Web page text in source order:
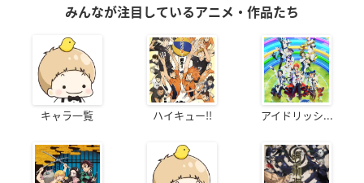
みんなが注目しているアニメ・作品たち
キャラ一覧 ハイキュー!! アイドリッシ...